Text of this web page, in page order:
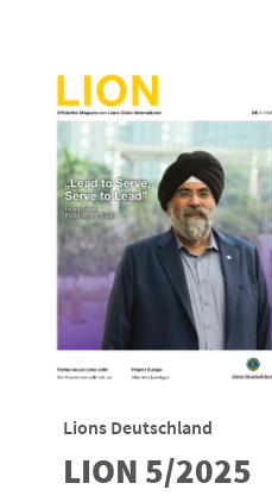
Lions Deutschland
LION 5/2025